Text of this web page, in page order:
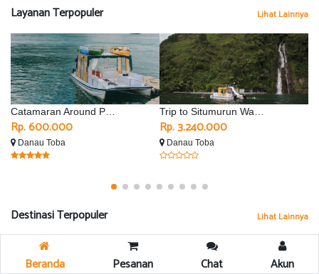
Layanan Terpopuler Lihat Lainnya
Rp. 600.000
Danau Toba
Rp. 3.240.000
Danau Toba
Destinasi Terpopuler Lihat Lainnya
Beranda Pesanan Chat Akun